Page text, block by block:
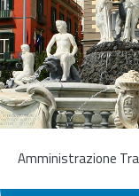
Amministrazione